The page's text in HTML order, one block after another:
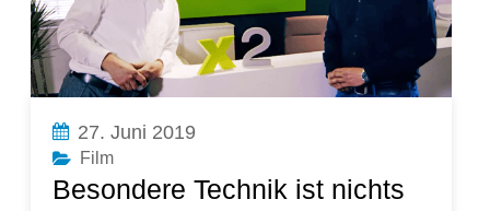
27. Juni 2019
Film
Besondere Technik ist nichts